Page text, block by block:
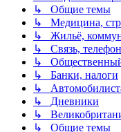
↳ Общие темы
↳ Медицина,
↳ Жильё,
↳ Связь,
↳ Общественный
↳ Банки, налоги
↳
↳ Дневники
↳
↳ Общие темы